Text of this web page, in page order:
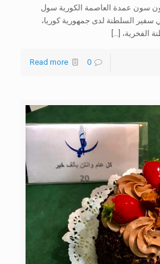
سون عمدة العاصمة الكورية سول
سفير السلطنة لدى جمهورية كوريا،
الفخرية، […]
0
Read more